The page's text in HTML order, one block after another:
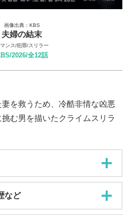
画像出典：KBS
夫婦の結末
マンス/犯罪/スリラー
2026/全12話
を救うため、冷酷非情な凶悪
む男を描いたクライムスリラ
など